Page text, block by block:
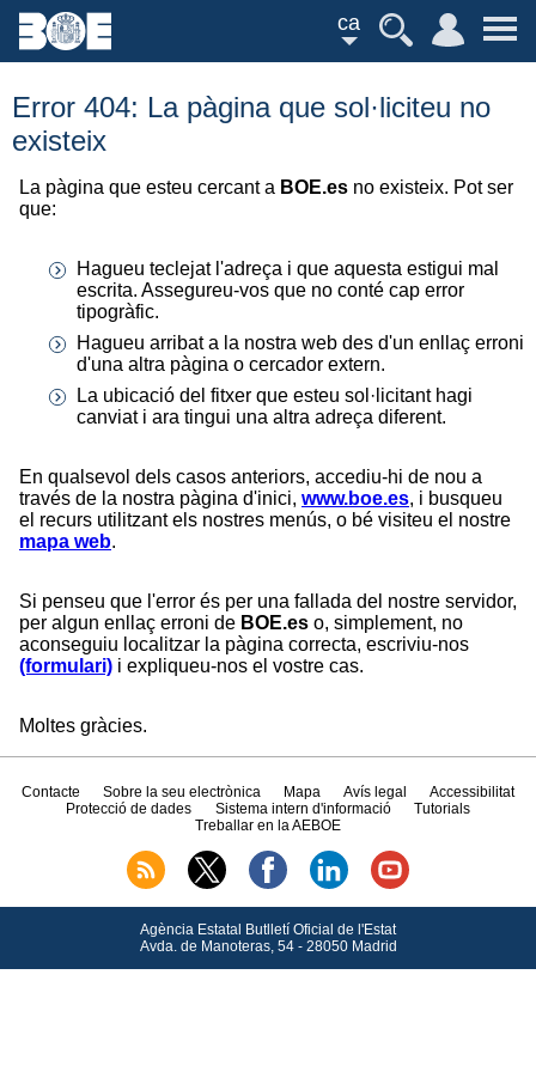
ca
Error 404: La pàgina que sol·liciteu no
existeix
La pàgina que esteu cercant a BOE.es no existeix. Pot ser
que:
Hagueu teclejat l'adreça i que aquesta estigui mal
escrita. Assegureu-vos que no conté cap error
tipogràfic.
Hagueu arribat a la nostra web des d'un enllaç erroni
d'una altra pàgina o cercador extern.
La ubicació del fitxer que esteu sol·licitant hagi
canviat i ara tingui una altra adreça diferent.
En qualsevol dels casos anteriors, accediu-hi de nou a
través de la nostra pàgina d'inici, www.boe.es, i busqueu
el recurs utilitzant els nostres menús, o bé visiteu el nostre
mapa web.
Si penseu que l'error és per una fallada del nostre servidor,
per algun enllaç erroni de BOE.es o, simplement, no
aconseguiu localitzar la pàgina correcta, escriviu-nos
(formulari) i expliqueu-nos el vostre cas.
Moltes gràcies.
Contacte Sobre la seu electrònica Mapa Avís legal
Accessibilitat
Protecció de dades
Sistema intern d'informació
Tutorials
Treballar en la AEBOE
Agència Estatal Butlletí Oficial de l'Estat
Avda.de Manoteras, 54 - 28050 Madrid